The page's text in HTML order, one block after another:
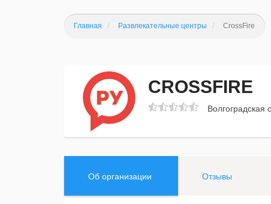
Главная Развлекательные центры CrossFire
CROSSFIRE
Волгоградская
Об организации Отзывы